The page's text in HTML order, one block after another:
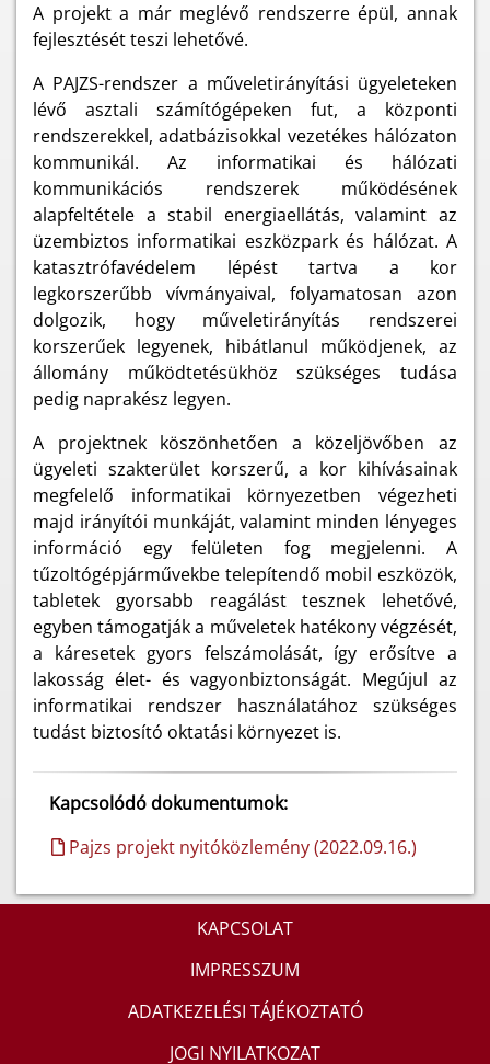
A projekt a már meglévő rendszerre épül, annak
fejlesztését teszi lehetővé.
A PAJZS-rendszer a műveletirányítási ügyeleteken
lévő asztali számítógépeken fut, a központi
rendszerekkel, adatbázisokkal vezetékes hálózaton
kommunikál. Az informatikai és hálózati
kommunikációs rendszerek működésének
alapfeltétele a stabil energiaellátás, valamint az
üzembiztos informatikai eszközpark és hálózat. A
katasztrófavédelem lépést tartva a kor
legkorszerűbb vívmányaival, folyamatosan azon
dolgozik, hogy műveletirányítás rendszerei
korszerűek legyenek, hibátlanul működjenek, az
állomány működtetésükhöz szükséges tudása
pedig naprakész legyen.
A projektnek köszönhetően a közeljövőben az
ügyeleti szakterület korszerű, a kor kihívásainak
megfelelő informatikai környezetben végezheti
majd irányítói munkáját, valamint minden lényeges
információ egy felületen fog megjelenni. A
tűzoltógépjárművekbe telepítendő mobil eszközök,
tabletek gyorsabb reagálást tesznek lehetővé,
egyben támogatják a műveletek hatékony végzését,
a káresetek gyors felszámolását, így erősítve a
lakosság élet- és vagyonbiztonságát. Megújul az
informatikai rendszer használatához szükséges
tudást biztosító oktatási környezet is.
Kapcsolódó dokumentumok:
Pajzs projekt nyitóközlemény (2022.09.16.)
KAPCSOLAT
IMPRESSZUM
ADATKEZELÉSI TÁJÉKOZTATÓ
JOGI NYILATKOZAT